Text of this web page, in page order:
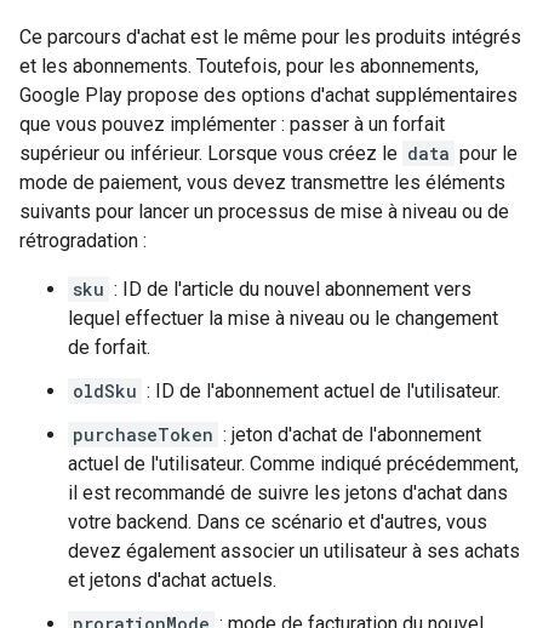
Ce parcours d'achat est le même pour les produits intégrés
et les abonnements. Toutefois, pour les abonnements,
Google Play propose des options d'achat supplémentaires
que vous pouvez implémenter : passer à un forfait
supérieur ou inférieur. Lorsque vous créez le data pour le
mode de paiement, vous devez transmettre les éléments
suivants pour lancer un processus de mise à niveau ou de
rétrogradation :
sku : ID de l'article du nouvel abonnement vers
lequel effectuer la mise à niveau ou le changement
de forfait.
oldSku : ID de l'abonnement actuel de l'utilisateur.
purchaseToken : jeton d'achat de l'abonnement
actuel de l'utilisateur. Comme indiqué précédemment,
il est recommandé de suivre les jetons d'achat dans
votre backend. Dans ce scénario et d'autres, vous
devez également associer un utilisateur à ses achats
et jetons d'achat actuels.